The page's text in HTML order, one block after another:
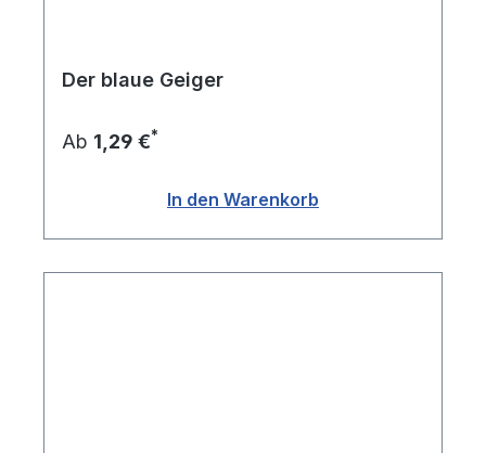
Der blaue Geiger
Ab 1,29 €*
In den Warenkorb